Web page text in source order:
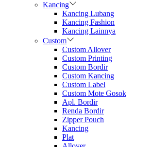
Kancing
Kancing Lubang
Kancing Fashion
Kancing Lainnya
Custom
Custom Allover
Custom Printing
Custom Bordir
Custom Kancing
Custom Label
Custom Mote Gosok
Apl. Bordir
Renda Bordir
Zipper Pouch
Kancing
Plat